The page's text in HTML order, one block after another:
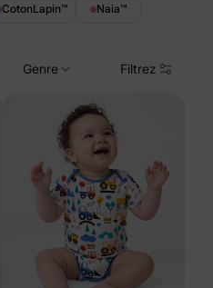
CotonLapin™ Naia™
Genre Filtrez